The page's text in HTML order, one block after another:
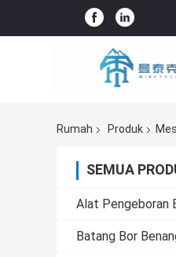
Rumah Produk
SEMUA
Alat Pengeboran
Batang Bor